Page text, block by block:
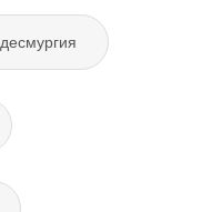
десмургия